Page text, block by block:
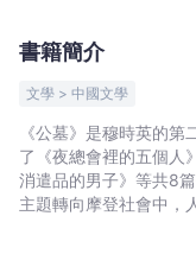
宙
｜
書籍簡介
文學 > 中國文學
《公墓》是穆時英的
了《夜總會裡的五個人
消遣品的男子》等共8
主題轉向摩登社會中，